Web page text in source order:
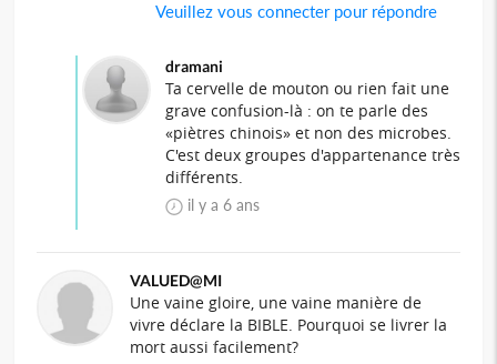
Veuillez vous connecter pour répondre
dramani
Ta cervelle de mouton ou rien fait une
grave confusion-là : on te parle des
«piètres chinois» et non des microbes.
C'est deux groupes d'appartenance très
différents.
il y a 6 ans
VALUED@MI
Une vaine gloire, une vaine manière de
vivre déclare la BIBLE. Pourquoi se livrer la
mort aussi facilement?